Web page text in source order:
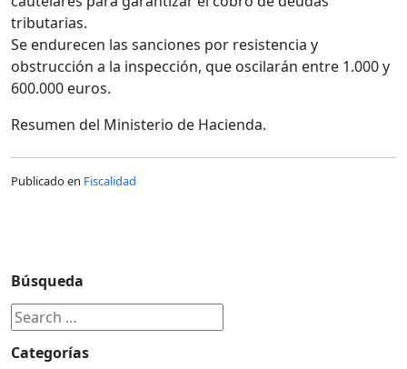
tributarias.
Se endurecen las sanciones por resistencia y
obstrucción a la inspección, que oscilarán entre 1.000 y
600.000 euros.
Resumen del Ministerio de Hacienda.
Publicado en Fiscalidad
Búsqueda
Categorías